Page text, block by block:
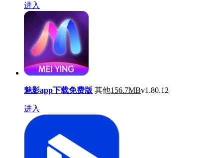
进入
魅影app下载免费版 其他156.7MBv1.80.12
进入